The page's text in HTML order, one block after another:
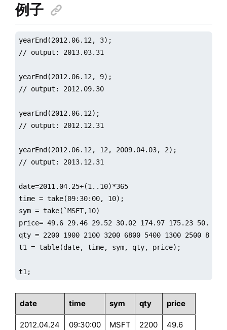
例子
yearEnd(2012.06.12, 3);
// output: 2013.03.31
yearEnd(2012.06.12, 9);
// output: 2012.09.30
yearEnd(2012.06.12);
// output: 2012.12.31
yearEnd(2012.06.12, 12, 2009.04.03, 2);
// output: 2013.12.31
date=2011.04.25+(1..10)*365
time = take(09:30:00, 10);
sym = take(`MSFT,10)
price= 49.6 29.46 29.52 30.02 174.97 175.23 50.76
qty = 2200 1900 2100 3200 6800 5400 1300 2500 8800
t1 = table(date, time, sym, qty, price);
t1;
date time sym qty price
2012.04.24 09:30:00 MSFT 2200 49.6